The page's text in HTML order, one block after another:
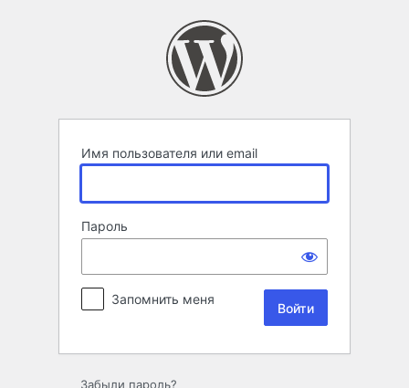
Имя пользователя или email
Пароль
Запомнить меня
Забыли пароль?